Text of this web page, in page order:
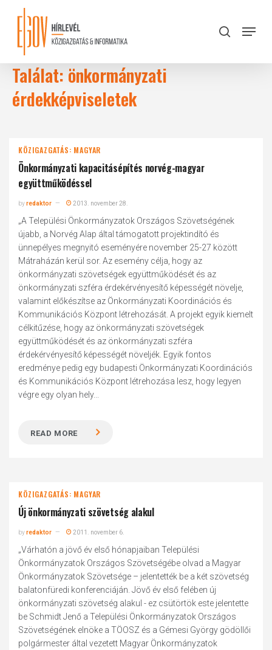
content
search
Menu
Találat: önkormányzati
érdekképviseletek
KÖZIGAZGATÁS: MAGYAR
Önkormányzati kapacitásépítés norvég-magyar
együttműködéssel
byredaktor 2013. november 28.
„A Települési Önkormányzatok Országos Szövetségének
újabb, a Norvég Alap által támogatott projektindító és
ünnepélyes megnyitó eseményére november 25-27 között
Mátraházán kerül sor. Az esemény célja, hogy az
önkormányzati szövetségek együttműködését és az
önkormányzati szféra érdekérvényesítő képességét növelje,
valamint előkészítse az Önkormányzati Koordinációs és
Kommunikációs Központ létrehozását. A projekt egyik kiemelt
célkitűzése, hogy az önkormányzati szövetségek
együttműködését és az önkormányzati szféra
érdekérvényesítő képességét növeljék. Egyik fontos
eredménye pedig egy budapesti Önkormányzati Koordinációs
és Kommunikációs Központ létrehozása lesz, hogy legyen
végre egy olyan hely...
READ MORE
KÖZIGAZGATÁS: MAGYAR
Új önkormányzati szövetség alakul
byredaktor 2011. november 6.
„Várhatón a jövő év első hónapjaiban Települési
Önkormányzatok Országos Szövetségébe olvad a Magyar
Önkormányzatok Szövetsége – jelentették be a két szövetség
balatonfüredi konferenciáján. Jövő év első felében új
önkormányzati szövetség alakul - ez csütörtök este jelentette
be Schmidt Jenő a Települési Önkormányzatok Országos
Szövetségének elnöke a TÖOSZ és a Gémesi György gödöllői
polgármester által vezetett Magyar Önkormányzatok
Close